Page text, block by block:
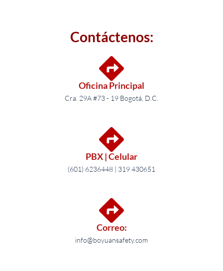
Contáctenos:
Oficina Principal
Cra. 29A #73 - 19 Bogotá, D.C.
PBX | Celular
(601) 6236448 | 319 430651
Correo:
info@boyuansafety.com